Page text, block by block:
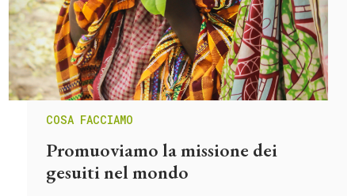
COSA FACCIAMO
Promuoviamo la missione dei
gesuiti nel mondo